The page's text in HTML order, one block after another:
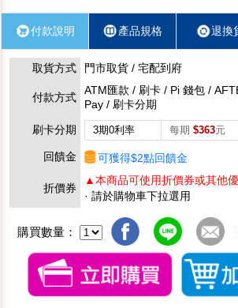
付款說明 產品規格 退換
取貨方式 門市取貨 / 宅配到府
付款方式
ATM匯款 / 刷卡 / Pi 錢包 /
Pay / 刷卡分期
刷卡分期
3期0利率 每期 $363元
回饋金 可獲得$2點回饋金
折價券
▲本商品可使用折價券或其他
· 請於購物車下拉選用
購買數量：